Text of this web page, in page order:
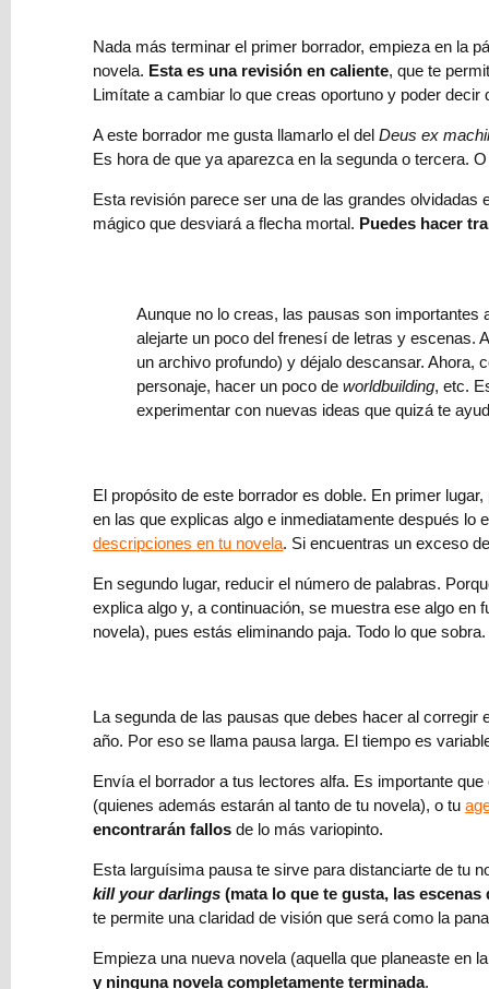
el
infodumping
más
y
cómo
→
fantasía
introducción
Cómo
crear
un
fantástico:
escenarios
y
⇨
Contenido
de
Amazon,
¿cómo
ayuda
a
vender
novelas?
Nada más terminar el primer borrador, empieza en la
novela. Esta es una revisión en caliente, que te
Limítate a cambiar lo que creas oportuno y poder
A este borrador me gusta llamarlo el delDeus ex
Es hora de que ya aparezca en la segunda o tercera.
Esta revisión parece ser una de las grandes olvidadas
mágico que desviará a flecha mortal. Puedes hacer
Aunque no lo creas, las pausas son
alejarte un poco del frenesí de letras y escenas.
un archivo profundo) y déjalo descansar. Ahora,
personaje, hacer un poco deworldbuilding, etc.
experimentar con nuevas ideas que quizá te
El propósito de este borrador es doble. En primer
en las que explicas algo e inmediatamente después
descripciones en tu novela. Si encuentras un exceso
En segundo lugar, reducir el número de palabras.
explica algo y, a continuación, se muestra ese algo
novela), pues estás eliminando paja. Todo lo que
La segunda de las pausas que debes hacer al
año. Por eso se llama pausa larga. El tiempo es
Envía el borrador a tus lectores alfa. Es importante
(quienes además estarán al tanto de tu novela), o tu
encontrarán fallos de lo más variopinto.
Esta larguísima pausa te sirve para distanciarte de tu
kill your darlings (mata lo que te gusta, las
te permite una claridad de visión que será como la
Empieza una nueva novela (aquella que planeaste en
y ninguna novela completamente terminada.